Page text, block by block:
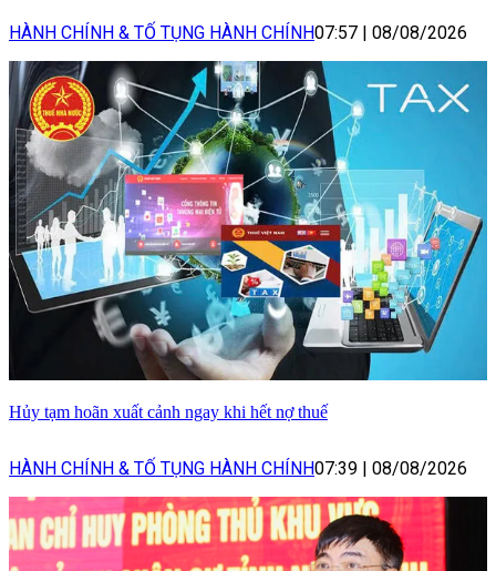
HÀNH CHÍNH & TỐ TỤNG HÀNH CHÍNH07:57 | 08/08/2026
Hủy tạm hoãn xuất cảnh ngay khi hết nợ thuế
HÀNH CHÍNH & TỐ TỤNG HÀNH CHÍNH07:39 | 08/08/2026